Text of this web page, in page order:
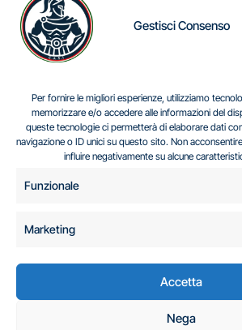
Gestisci Consenso
Per fornire le migliori esperienze, utilizziamo
memorizzare e/o accedere alle informazioni del
queste tecnologie ci permetterà di elaborare dati
navigazione o ID unici su questo sito. Non
influire negativamente su alcune
Funzionale
Marketing
Accetta
Nega
Centro Analisi e Studi Italus © Tutti
C.A.S.I. –